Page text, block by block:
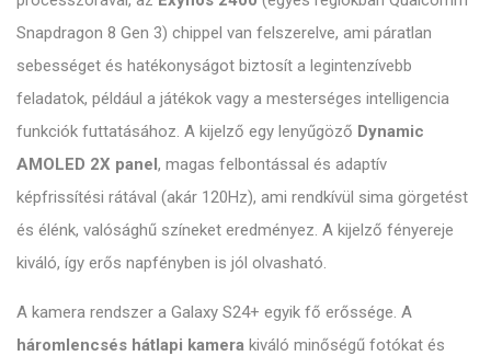
Snapdragon 8 Gen 3) chippel van felszerelve, ami páratlan
sebességet és hatékonyságot biztosít a legintenzívebb
feladatok, például a játékok vagy a mesterséges intelligencia
funkciók futtatásához. A kijelző egy lenyűgöző Dynamic
AMOLED 2X panel, magas felbontással és adaptív
képfrissítési rátával (akár 120Hz), ami rendkívül sima görgetést
és élénk, valósághű színeket eredményez. A kijelző fényereje
kiváló, így erős napfényben is jól olvasható.
A kamera rendszer a Galaxy S24+ egyik fő erőssége. A
háromlencsés hátlapi kamera kiváló minőségű fotókat és